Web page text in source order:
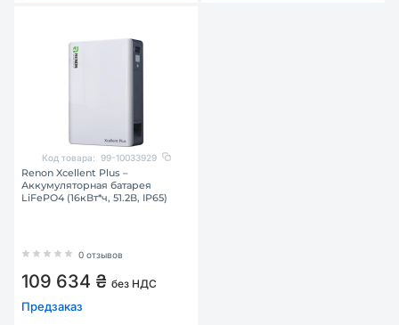
Код товара: 99-10033929
Renon Xcellent Plus –
Аккумуляторная батарея
LiFePO4 (16кВт*ч, 51.2В, IP65)
0 отзывов
109 634 ₴ без НДС
Предзаказ